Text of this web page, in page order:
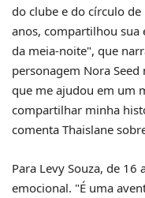
do clube e do círculo
anos, compartilhou sua
da meia-noite", que
personagem Nora
que me ajudou em um
compartilhar minha
comenta Thaislane
Para Levy Souza, de
emocional. "É uma